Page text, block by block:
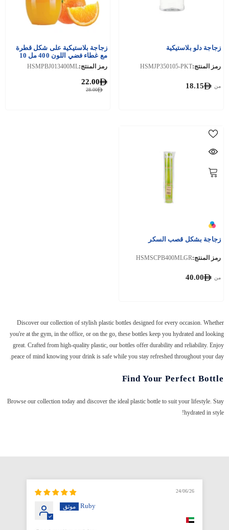
زجاجة دلو بلاستيكية
رمز المنتج:HSMJP350105-PKT
من 18.15
زجاجة بلاستيكية على شكل قطرة
مع غطاء فضي اللون 400 مل 10
قطعة
رمز المنتج:HSMPBJ013400ML
28.00
22.00
زجاجة بشكل قصب السكر
رمز المنتج:HSMSCPB400MLGR
من 40.00
Discover our collection of stylish plastic bottles designed for every occasion. Whether
you're at the gym, in the office, or on the go, these bottles keep you hydrated and looking
great. Crafted from high-quality plastic, our bottles offer durability and reliability. Enjoy
peace of mind knowing your drink is safe while you stay refreshed throughout your day.
Find Your Perfect Bottle
Browse our collection today and discover the ideal plastic bottle to suit your lifestyle. Stay
hydrated in style!
24/06/26
Ruby